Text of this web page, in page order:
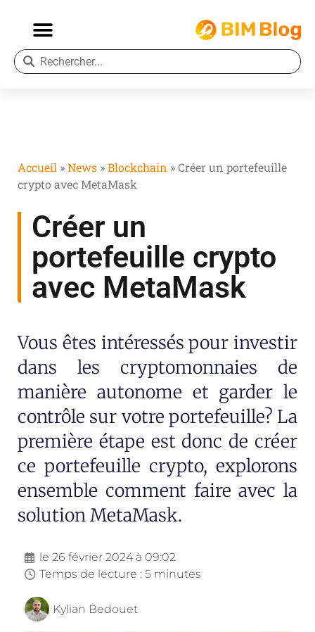
Accueil »News »Blockchain »Créer un portefeuille
crypto avec MetaMask
Créer un
portefeuille crypto
avec MetaMask
Vous êtes intéressés pour investir
dans les cryptomonnaies de
manière autonome et garder le
contrôle sur votre portefeuille? La
première étape est donc de créer
ce portefeuille crypto, explorons
ensemble comment faire avec la
solution MetaMask.
le 26 février 2024 à 09:02
Temps de lecture : 5 minutes
Kylian Bedouet